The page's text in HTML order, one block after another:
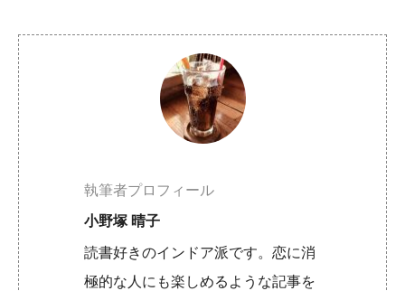
執筆者プロフィール
小野塚 晴子
読書好きのインドア派です。恋に消
極的な人にも楽しめるような記事を